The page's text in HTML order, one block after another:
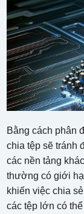
Bằng cách phân
chia tệp sẽ tránh
các nền tảng
thường có giới
khiến việc chia
các tệp lớn có